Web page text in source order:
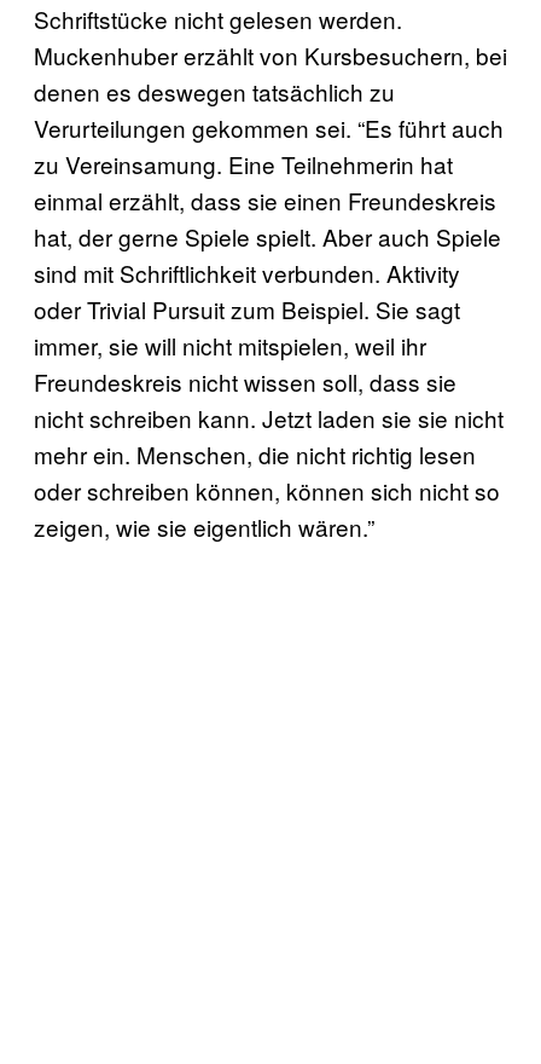
Schriftstücke nicht gelesen werden.
Muckenhuber erzählt von Kursbesuchern, bei
denen es deswegen tatsächlich zu
Verurteilungen gekommen sei. “Es führt auch
zu Vereinsamung. Eine Teilnehmerin hat
einmal erzählt, dass sie einen Freundeskreis
hat, der gerne Spiele spielt. Aber auch Spiele
sind mit Schriftlichkeit verbunden. Aktivity
oder Trivial Pursuit zum Beispiel. Sie sagt
immer, sie will nicht mitspielen, weil ihr
Freundeskreis nicht wissen soll, dass sie
nicht schreiben kann. Jetzt laden sie sie nicht
mehr ein. Menschen, die nicht richtig lesen
oder schreiben können, können sich nicht so
zeigen, wie sie eigentlich wären.”